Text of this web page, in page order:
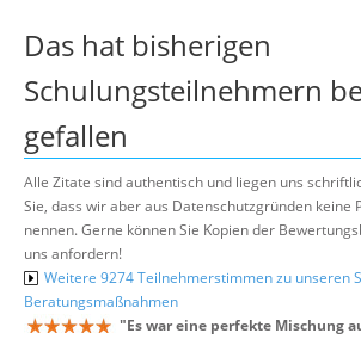
Das hat bisherigen
Schulungsteilnehmern
gefallen
Alle Zitate sind authentisch und liegen uns
Sie, dass wir aber aus Datenschutzgründen keine
nennen. Gerne können Sie Kopien der
uns anfordern!
Weitere 9274 Teilnehmerstimmen zu unseren
Beratungsmaßnahmen
"Es war eine perfekte Mischung